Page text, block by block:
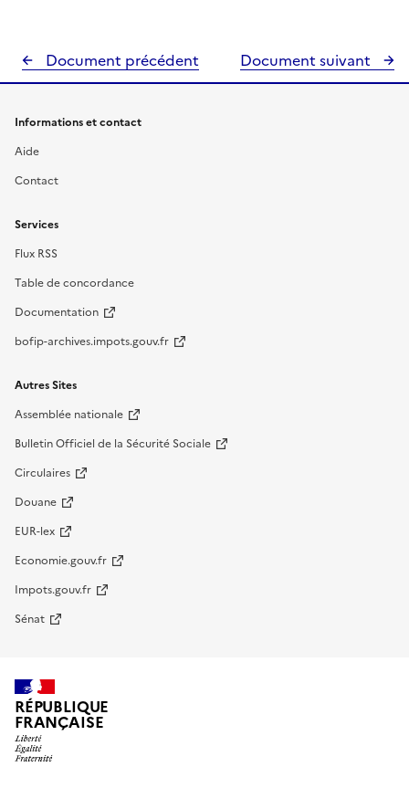
Document précédent Document suivant
Informations et contact
Aide
Contact
Services
Flux RSS
Table de concordance
Documentation
bofip-archives.impots.gouv.fr
Autres Sites
Assemblée nationale
Bulletin Officiel de la Sécurité Sociale
Circulaires
Douane
EUR-lex
Economie.gouv.fr
Impots.gouv.fr
Sénat
RÉPUBLIQUE
FRANÇAISE